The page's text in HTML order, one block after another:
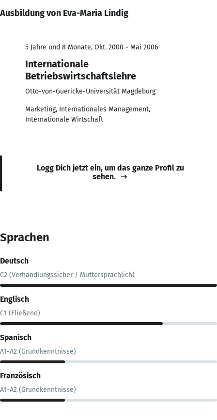
Ausbildung von Eva-Maria Lindig
5 Jahre und 8 Monate, Okt. 2000 - Mai 2006
Internationale
Betriebswirtschaftslehre
Otto-von-Guericke-Universität Magdeburg
Marketing, Internationales Management,
Internationale Wirtschaft
Logg Dich jetzt ein, um das ganze Profil zu
sehen.
Sprachen
Deutsch
C2 (Verhandlungssicher / Muttersprachlich)
Englisch
C1 (Fließend)
Spanisch
A1-A2 (Grundkenntnisse)
Französisch
A1-A2 (Grundkenntnisse)